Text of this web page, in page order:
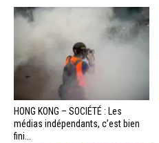
HONG KONG – SOCIÉTÉ : Les
médias indépendants, c’est bien
fini...